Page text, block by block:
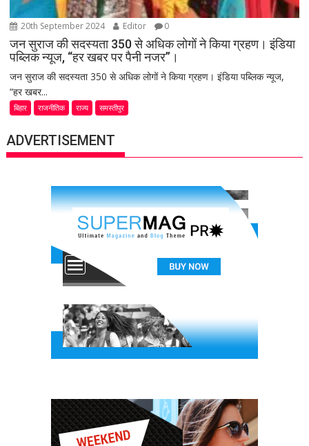
20th September 2024 Editor 0
जन सुराज की सदस्यता 350 से अधिक लोगों ने किया ग्रहण। इंडिया
पब्लिक न्यूज, “हर खबर पर पैनी नजर”।
जन सुराज की सदस्यता 350 से अधिक लोगों ने किया ग्रहण। इंडिया पब्लिक न्यूज,
“हर खबर...
बिहार राजनीतिक राज्य समस्तीपुर
ADVERTISEMENT